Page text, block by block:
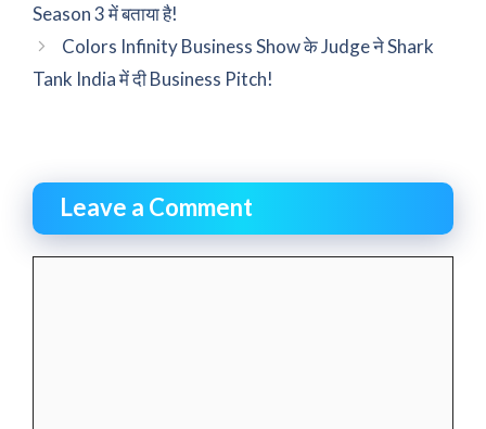
Season 3 में बताया है!
Colors Infinity Business Show के Judge ने Shark
Tank India में दी Business Pitch!
Leave a Comment